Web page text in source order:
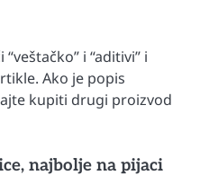
i “aditivi” i
Ako je popis
kupiti drugi proizvod
najbolje na pijaci